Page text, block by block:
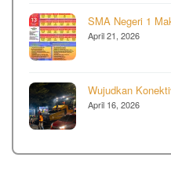
SMA Negeri 1
April 21, 2026
Wujudkan
April 16, 2026